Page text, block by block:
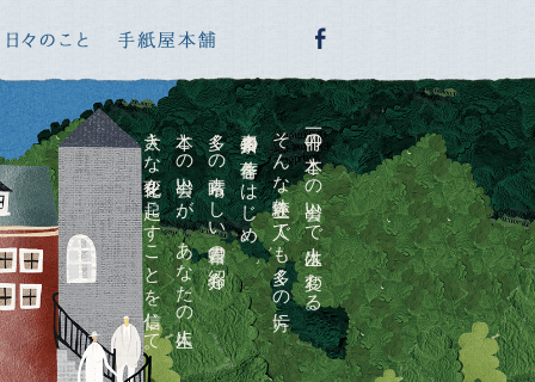
一冊の本との出会いで人生は変わる。
そんな体験を一人でも多くの方に。
喜多川泰の著作をはじめ、
多くの素晴らしい書籍の紹介も。
本との出会いが、あなたの人生に
大きな変化を起こすことを信じて。